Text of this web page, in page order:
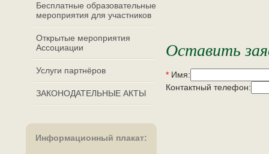
Бесплатные образовательные
мероприятия для участников
Открытые мероприятия
Ассоциации
Услуги партнёров
ЗАКОНОДАТЕЛЬНЫЕ АКТЫ
Информационный плакат:
Оставить
* Имя:
Контактный телефон: